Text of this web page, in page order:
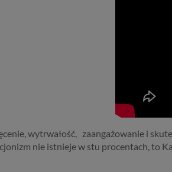
wytrwałość, zaangażowanie i
nie istnieje w stu procentach, to
Dane
takimi
mogą